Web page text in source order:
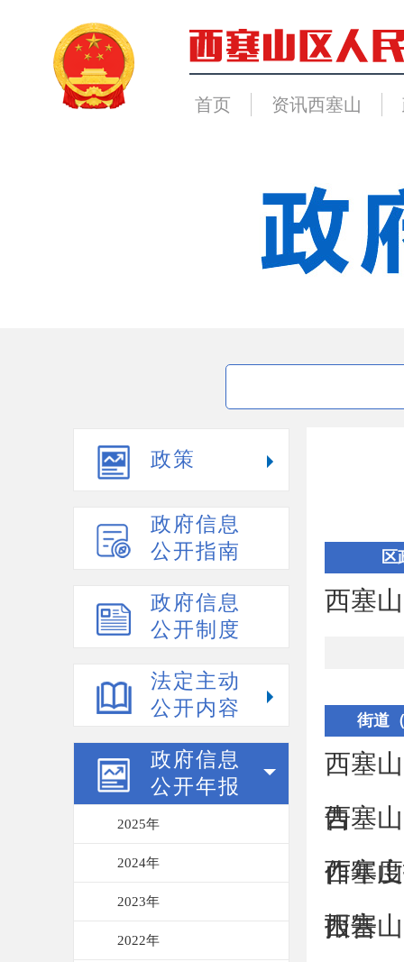
首页 资讯西塞山
政策
政府信息
公开指南
政府信息
公开制度
法定主动
公开内容
政府信息
公开年报
2025年
2024年
2023年
2022年
区
西塞
街道
西塞
告
西塞
作年
西塞
报告
西塞